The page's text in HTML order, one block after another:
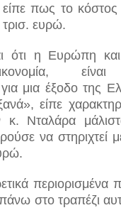
πως το κόστος
τρισ. ευρώ.
ότι η Ευρώπη και
είναι
μια έξοδο της
είπε
Νταλάρα
να στηριχτεί
πάνω στο τραπέζι